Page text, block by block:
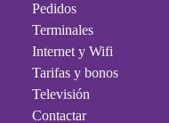
Pedidos
Terminales
Internet y Wifi
Tarifas y bonos
Televisión
Contactar